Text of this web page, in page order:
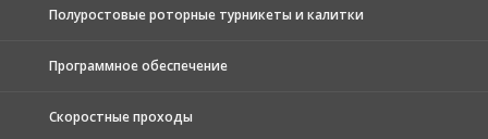
Полуростовые роторные турникеты и калитки
Программное обеспечение
Скоростные проходы